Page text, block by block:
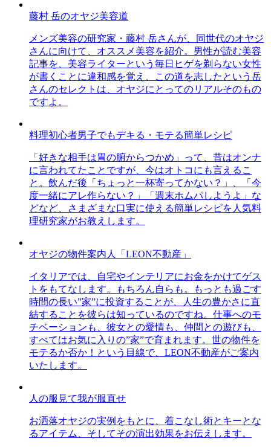
藤村 岳のオヤジ美容道
メンズ美容の研究家・藤村 岳さんが、同世代のオヤジ
さんに向けて、オススメ美容を紹介。男性が読む美容
記事を、美容ライターという毎日ヒゲを剃らない女性
が書くことに違和感を覚え、この道を志したという岳
さんのセレクトは、オヤジにとってのリアルそのもの
ですよ。
料理初心者男子でもデキる・モテる簡単レシピ
「好きな相手は胃の腑からつかめ」って、昔はオンナ
に言われてたことですが、今はオトコにも言えるこ
と。飲んだ後「ちょっと一杯寄ってかない？」、「今
度一緒にアレ作らない？」「週末ホムパしようよ」な
どなど、さまざまな口実に使える簡単レシピを人気料
理研究家がお教えします。
オヤジの物件案内人「LEON不動産」
イタリアでは、自宅やインテリアにお金をかけてゲス
トをもてなします。もちろん自らも。もっとも過ごす
時間の長い”家”に投資することが、人生の豊かさに直
結することを彼らは知っているのですね。仕事へのモ
チベーションも、彼女との愛情も、仲間との遊びも、
すべてはお気に入りの”家”で育まれます。世の物件を
モテるか否か！という目線で、LEON不動産がご案内
いたします。
人の服見て我が服直せ
お洒落オヤジの実例をもとに、着こなし術とキーとな
るアイテム、そしてその演出効果をお伝えします。